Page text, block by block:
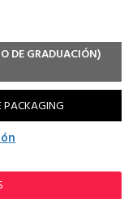
DE GRADUACIÓN)
PACKAGING